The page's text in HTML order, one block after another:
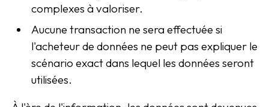
complexes à valoriser.
Aucune transaction ne sera effectuée si
l'acheteur de données ne peut pas expliquer le
scénario exact dans lequel les données seront
utilisées.